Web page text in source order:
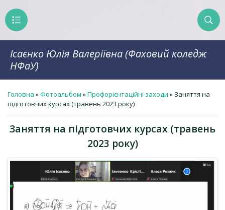
Ісаєнко Юлія Валеріївна (Фаховий коледж
НФаУ)
Головна »Фотоальбом »Профорієнтаційні заходи » Заняття на
підготовчих курсах (травень 2023 року)
Заняття на підготовчих курсах (травень
2023 року)